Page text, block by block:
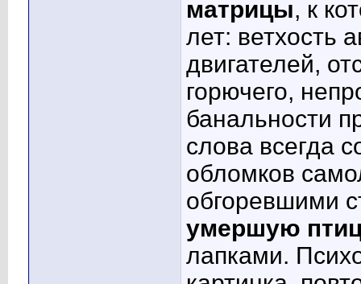
матрицы, к
лет: ветхость
двигателей,
горючего,
банальности
слова всегда
обломков
обгоревшими
умершую
лапками.